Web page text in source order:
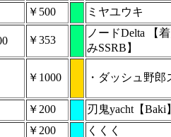
￥500 ミヤユウキ
￥353
ノードDelta 【
みSSRB】
￥1000 ・ダッシュ野郎
￥200
刃鬼yacht【Baki
￥200
くくく